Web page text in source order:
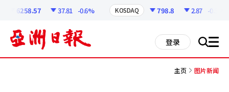
6258.57 37.81 -0.6% KOSDAQ 798.8 2.87 -0.36%
登录 搜 all
主页 图片新闻